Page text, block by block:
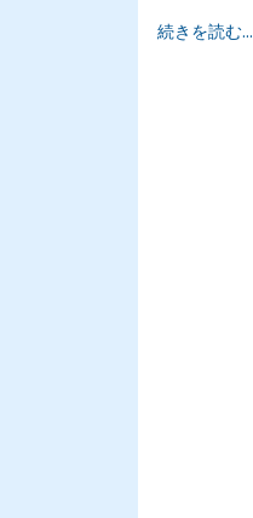
続きを読む...